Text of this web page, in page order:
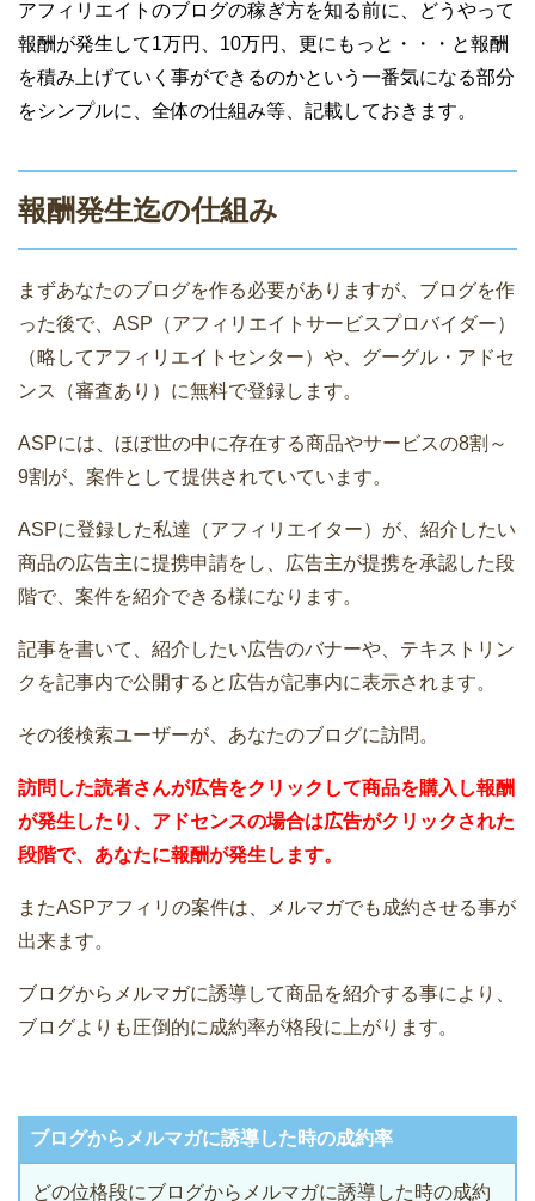
アフィリエイトのブログの稼ぎ方を知る前に、どうやって
報酬が発生して1万円、10万円、更にもっと・・・と報酬
を積み上げていく事ができるのかという一番気になる部分
をシンプルに、全体の仕組み等、記載しておきます。
報酬発生迄の仕組み
まずあなたのブログを作る必要がありますが、ブログを作
った後で、ASP（アフィリエイトサービスプロバイダー）
（略してアフィリエイトセンター）や、グーグル・アドセ
ンス（審査あり）に無料で登録します。
ASPには、ほぼ世の中に存在する商品やサービスの8割～
9割が、案件として提供されていています。
ASPに登録した私達（アフィリエイター）が、紹介したい
商品の広告主に提携申請をし、広告主が提携を承認した段
階で、案件を紹介できる様になります。
記事を書いて、紹介したい広告のバナーや、テキストリン
クを記事内で公開すると広告が記事内に表示されます。
その後検索ユーザーが、あなたのブログに訪問。
訪問した読者さんが広告をクリックして商品を購入し報酬
が発生したり、アドセンスの場合は広告がクリックされた
段階で、あなたに報酬が発生します。
またASPアフィリの案件は、メルマガでも成約させる事が
出来ます。
ブログからメルマガに誘導して商品を紹介する事により、
ブログよりも圧倒的に成約率が格段に上がります。
ブログからメルマガに誘導した時の成約率
どの位格段にブログからメルマガに誘導した時の成約